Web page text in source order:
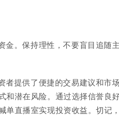
金。保持理性，不要盲目追随
提供了便捷的交易建议和市场
和潜在风险。通过选择信誉良
单直播室实现投资收益。切记